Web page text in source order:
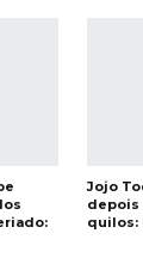
Jojo
depois
quilos: